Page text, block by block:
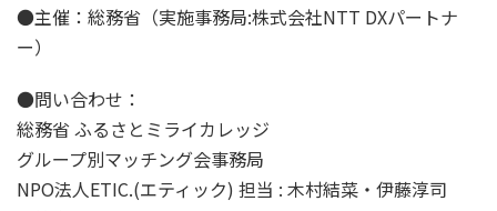
●主催：総務省（実施事務局:株式会社NTT DXパートナ
ー）
●問い合わせ：
総務省 ふるさとミライカレッジ
グループ別マッチング会事務局
NPO法人ETIC.(エティック) 担当 : 木村結菜・伊藤淳司